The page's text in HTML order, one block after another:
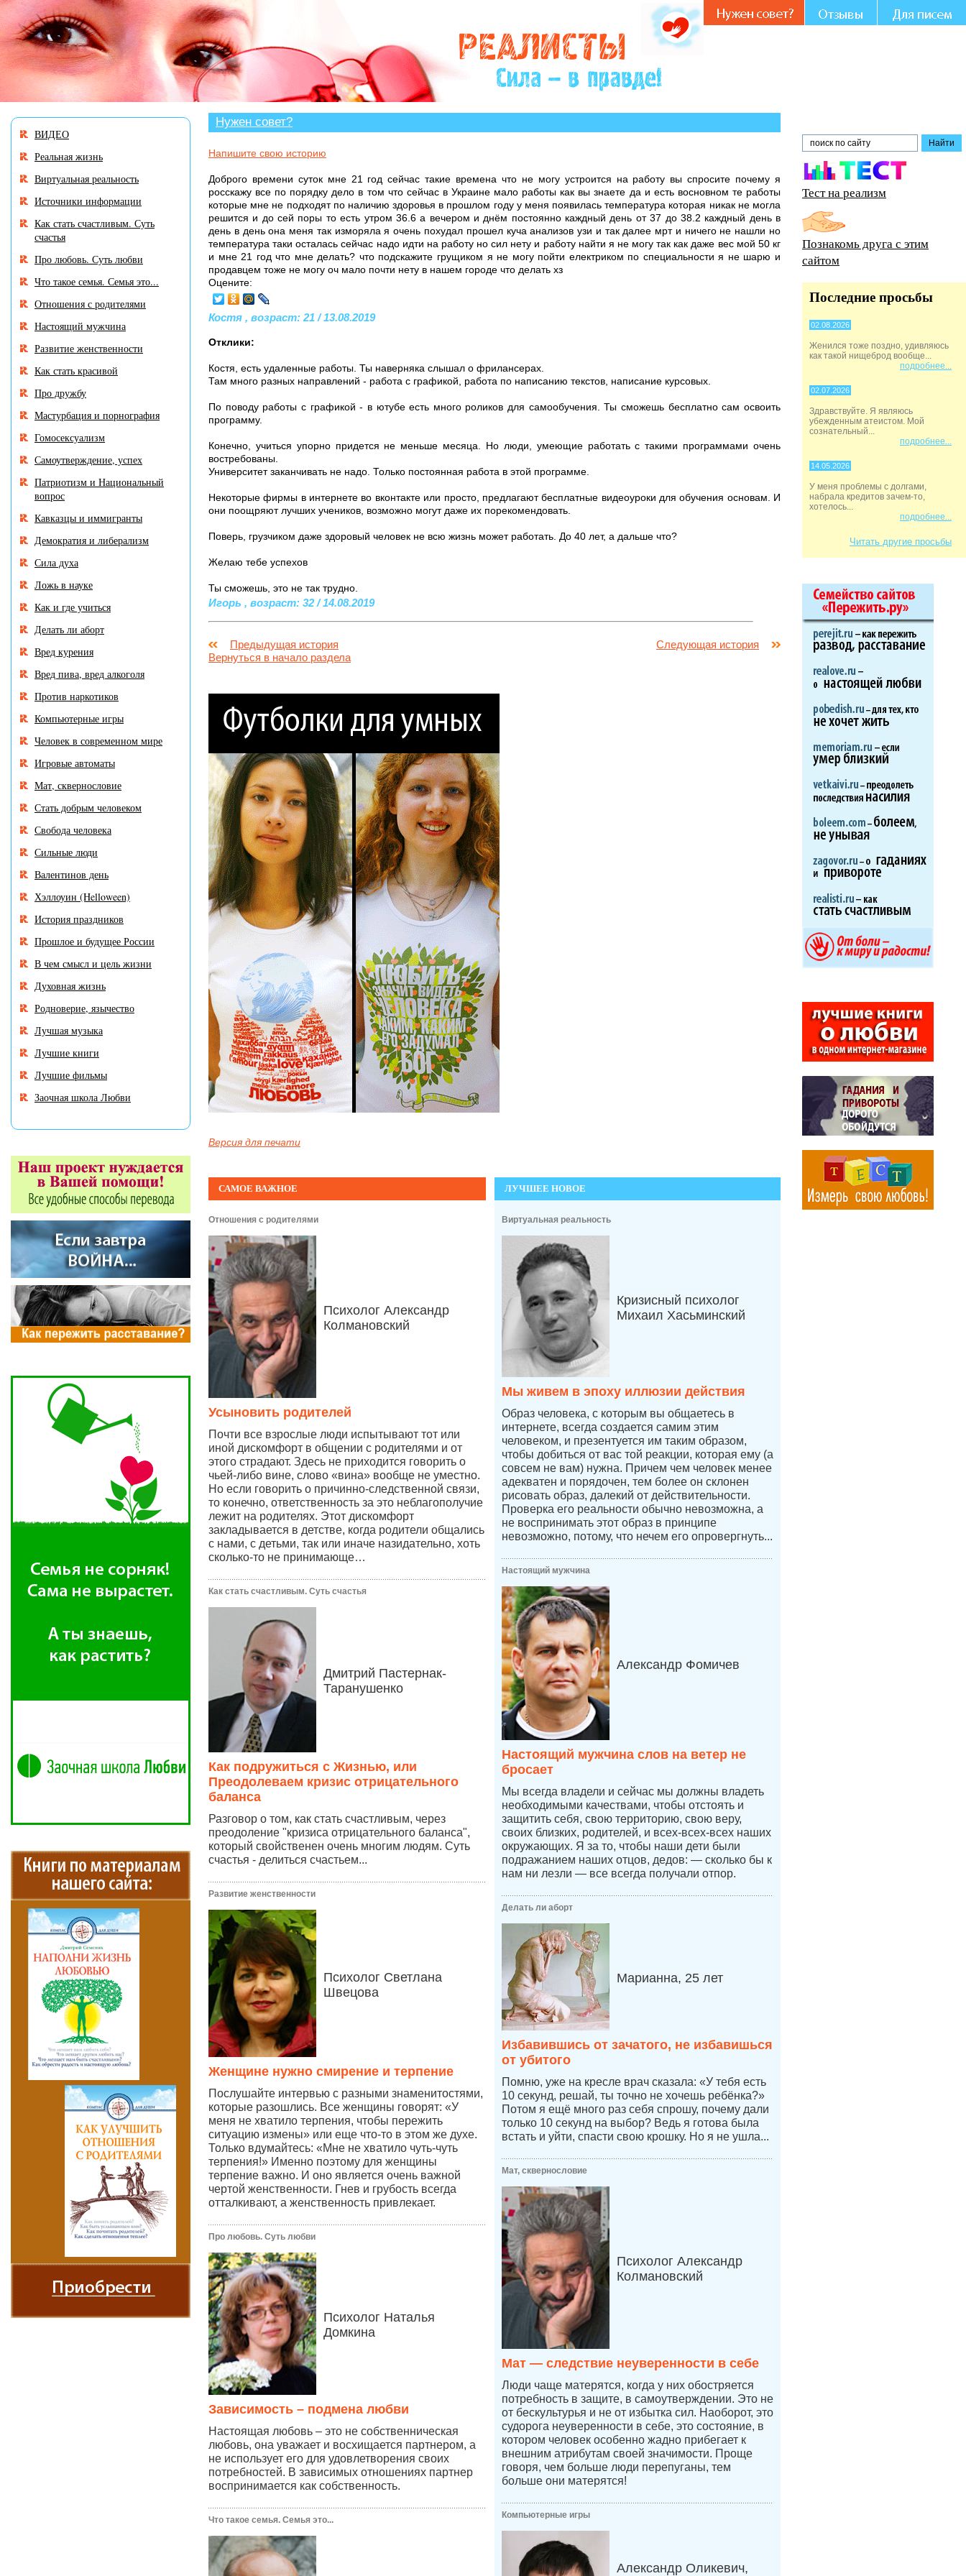
В разделе «Нужен совет?» много историй, авторы которых остро нуждаются в Вашем участии и совете.
Нужен совет?
Напишите свою историю
Доброго времени суток мне 21 год сейчас такие времена что не могу устроится на работу вы спросите почему я
росскажу все по порядку дело в том что сейчас в Украине мало работы как вы знаете да и есть восновном те работы
которые мне не подходят по наличию здоровья в прошлом году у меня появилась температура которая никак не могла
решится и до сей поры то есть утром 36.6 а вечером и днём постоянно каждный день от 37 до 38.2 каждный день в
день в день она меня так изморяла я очень похудал прошел куча анализов узи и так далее мрт и ничего не нашли но
температура таки осталась сейчас надо идти на работу но сил нету и работу найти я не могу так как даже вес мой 50 кг
и мне 21 год что мне делать? что подскажите грущиком я не могу пойти електриком по специальности я не шарю и
продавцем тоже не могу оч мало почти нету в нашем городе что делать хз
Оцените:
Костя , возраст: 21 / 13.08.2019
Отклики:
Костя, есть удаленные работы. Ты наверняка слышал о фрилансерах.
Там много разных направлений - работа с графикой, работа по написанию текстов, написание курсовых.
По поводу работы с графикой - в ютубе есть много роликов для самообучения. Ты сможешь бесплатно сам освоить
программу.
Конечно, учиться упорно придется не меньше месяца. Но люди, умеющие работать с такими программами очень
востребованы.
Университет заканчивать не надо. Только постоянная работа в этой программе.
Некоторые фирмы в интернете во вконтакте или просто, предлагают бесплатные видеоуроки для обучения основам. И
они поощряют лучших учеников, возможно могут даже их порекомендовать.
Поверь, грузчиком даже здоровый человек не всю жизнь может работать. До 40 лет, а дальше что?
Желаю тебе успехов
Ты сможешь, это не так трудно.
Игорь , возраст: 32 / 14.08.2019
Предыдущая история
Следующая история
Вернуться в начало раздела
Версия для печати
САМОЕ ВАЖНОЕ
Отношения с родителями
Психолог Александр
Колмановский
Усыновить родителей
Почти все взрослые люди испытывают тот или
иной дискомфорт в общении с родителями и от
этого страдают. Здесь не приходится говорить о
чьей-либо вине, слово «вина» вообще не уместно.
Но если говорить о причинно-следственной связи,
то конечно, ответственность за это неблагополучие
лежит на родителях. Этот дискомфорт
закладывается в детстве, когда родители общались
с нами, с детьми, так или иначе назидательно, хоть
сколько-то не принимающе…
Как стать счастливым. Суть счастья
Дмитрий Пастернак-
Таранушенко
Как подружиться с Жизнью, или
Преодолеваем кризис отрицательного
баланса
Разговор о том, как стать счастливым, через
преодоление "кризиса отрицательного баланса",
который свойственен очень многим людям. Суть
счастья - делиться счастьем...
Развитие женственности
Психолог Светлана
Швецова
Женщине нужно смирение и терпение
Послушайте интервью с разными знаменитостями,
которые разошлись. Все женщины говорят: «У
меня не хватило терпения, чтобы пережить
ситуацию измены» или еще что-то в этом же духе.
Только вдумайтесь: «Мне не хватило чуть-чуть
терпения!» Именно поэтому для женщины
терпение важно. И оно является очень важной
чертой женственности. Гнев и грубость всегда
отталкивают, а женственность привлекает.
Про любовь. Суть любви
Психолог Наталья
Домкина
Зависимость – подмена любви
Настоящая любовь – это не собственническая
любовь, она уважает и восхищается партнером, а
не использует его для удовлетворения своих
потребностей. В зависимых отношениях партнер
воспринимается как собственность.
Что такое семья. Семья это...
ЛУЧШЕЕ НОВОЕ
Виртуальная реальность
Кризисный психолог
Михаил Хасьминский
Мы живем в эпоху иллюзии действия
Образ человека, с которым вы общаетесь в
интернете, всегда создается самим этим
человеком, и презентуется им таким образом,
чтобы добиться от вас той реакции, которая ему (а
совсем не вам) нужна. Причем чем человек менее
адекватен и порядочен, тем более он склонен
рисовать образ, далекий от действительности.
Проверка его реальности обычно невозможна, а
не воспринимать этот образ в принципе
невозможно, потому, что нечем его опровергнуть...
Настоящий мужчина
Александр Фомичев
Настоящий мужчина слов на ветер не
бросает
Мы всегда владели и сейчас мы должны владеть
необходимыми качествами, чтобы отстоять и
защитить себя, свою территорию, свою веру,
своих близких, родителей, и всех-всех-всех наших
окружающих. Я за то, чтобы наши дети были
подражанием наших отцов, дедов: — сколько бы к
нам ни лезли — все всегда получали отпор.
Делать ли аборт
Марианна, 25 лет
Избавившись от зачатого, не избавишься
от убитого
Помню, уже на кресле врач сказала: «У тебя есть
10 секунд, решай, ты точно не хочешь ребёнка?»
Потом я ещё много раз себя спрошу, почему дали
только 10 секунд на выбор? Ведь я готова была
встать и уйти, спасти свою крошку. Но я не ушла...
Мат, сквернословие
Психолог Александр
Колмановский
Мат — следствие неуверенности в себе
Люди чаще матерятся, когда у них обостряется
потребность в защите, в самоутверждении. Это не
от бескультурья и не от избытка сил. Наоборот, это
судорога неуверенности в себе, это состояние, в
котором человек особенно жадно прибегает к
внешним атрибутам своей значимости. Проще
говоря, чем больше люди перепуганы, тем
больше они матерятся!
Компьютерные игры
Александр Оликевич,
ВИДЕО
Реальная жизнь
Виртуальная реальность
Источники информации
Как стать счастливым. Суть
счастья
Про любовь. Суть любви
Что такое семья. Семья это...
Отношения с родителями
Настоящий мужчина
Развитие женственности
Как стать красивой
Про дружбу
Мастурбация и порнография
Гомосексуализм
Самоутверждение, успех
Патриотизм и Национальный
вопрос
Кавказцы и иммигранты
Демократия и либерализм
Сила духа
Ложь в науке
Как и где учиться
Делать ли аборт
Вред курения
Вред пива, вред алкоголя
Против наркотиков
Компьютерные игры
Человек в современном мире
Игровые автоматы
Мат, сквернословие
Стать добрым человеком
Свобода человека
Сильные люди
Валентинов день
Хэллоуин (Helloween)
История праздников
Прошлое и будущее России
В чем смысл и цель жизни
Духовная жизнь
Родноверие, язычество
Лучшая музыка
Лучшие книги
Лучшие фильмы
Заочная школа Любви
Тест на реализм
Познакомь друга с этим
сайтом
Последние просьбы
02.08.2026
Женился тоже поздно, удивляюсь
как такой нищеброд вообще...
подробнее...
02.07.2026
Здравствуйте. Я являюсь
убежденным атеистом. Мой
сознательный...
подробнее...
14.05.2026
У меня проблемы с долгами,
набрала кредитов зачем-то,
хотелось...
подробнее...
Читать другие просьбы